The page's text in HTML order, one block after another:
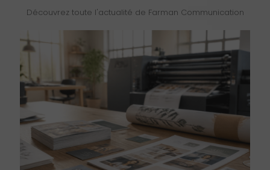
Découvrez toute l'actualité de Farman Communication